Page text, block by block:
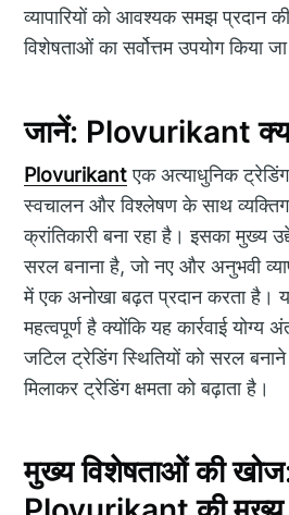
व्यापारियों को आवश्यक समझ प्रदान
विशेषताओं का सर्वोत्तम उपयोग किया
जानें: Plovurikant
Plovurikantएक अत्याधुनिक
स्वचालन और विश्लेषण के साथ
क्रांतिकारी बना रहा है। इसका मुख्य
सरल बनाना है, जो नए और अनुभवी
में एक अनोखा बढ़त प्रदान करता है।
महत्वपूर्ण है क्योंकि यह कार्रवाई योग्य
जटिल ट्रेडिंग स्थितियों को सरल
मिलाकर ट्रेडिंग क्षमता को बढ़ाता है।
मुख्य विशेषताओं की